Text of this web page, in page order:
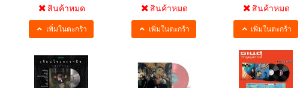
สินค้าหมด
เพิ่มในตะกร้า
สินค้าหมด
เพิ่มในตะกร้า
สินค้าหมด
เพิ่มในตะกร้า